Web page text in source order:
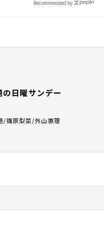
Recommended by
日曜サンデー
/篠原梨菜/外山惠理